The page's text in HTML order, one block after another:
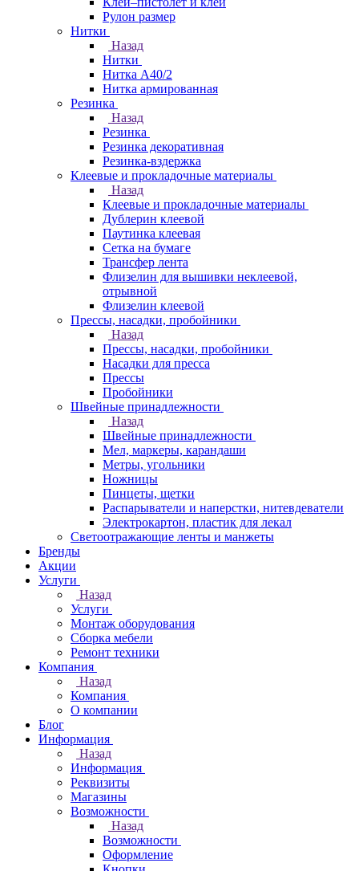
Рулон размер
Нитки
Назад
Нитки
Нитка А40/2
Нитка армированная
Резинка
Назад
Резинка
Резинка декоративная
Резинка-вздержка
Клеевые и прокладочные материалы
Назад
Клеевые и прокладочные материалы
Дублерин клеевой
Паутинка клеевая
Сетка на бумаге
Трансфер лента
Флизелин для вышивки неклеевой,
отрывной
Флизелин клеевой
Прессы, насадки, пробойники
Назад
Прессы, насадки, пробойники
Насадки для пресса
Прессы
Пробойники
Швейные принадлежности
Назад
Швейные принадлежности
Мел, маркеры, карандаши
Метры, угольники
Ножницы
Пинцеты, щетки
Распарыватели и наперстки, нитевдеватели
Электрокартон, пластик для лекал
Светоотражающие ленты и манжеты
Бренды
Акции
Услуги
Назад
Услуги
Монтаж оборудования
Сборка мебели
Ремонт техники
Компания
Назад
Компания
О компании
Блог
Информация
Назад
Информация
Реквизиты
Магазины
Возможности
Назад
Возможности
Оформление